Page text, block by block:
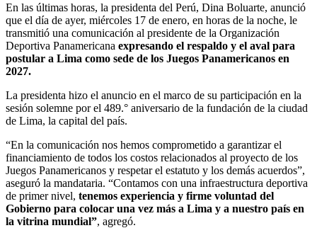
En las últimas horas, la presidenta del Perú, Dina Boluarte, anunció
que el día de ayer, miércoles 17 de enero, en horas de la noche, le
transmitió una comunicación al presidente de la Organización
Deportiva Panamericana expresando el respaldo y el aval para
postular a Lima como sede de los Juegos Panamericanos en
2027.
La presidenta hizo el anuncio en el marco de su participación en la
sesión solemne por el 489.° aniversario de la fundación de la ciudad
de Lima, la capital del país.
“En la comunicación nos hemos comprometido a garantizar el
financiamiento de todos los costos relacionados al proyecto de los
Juegos Panamericanos y respetar el estatuto y los demás acuerdos”,
aseguró la mandataria. “Contamos con una infraestructura deportiva
de primer nivel, tenemos experiencia y firme voluntad del
Gobierno para colocar una vez más a Lima y a nuestro país en
la vitrina mundial”, agregó.